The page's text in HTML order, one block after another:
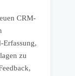
CRM-
Erfassung,
zu